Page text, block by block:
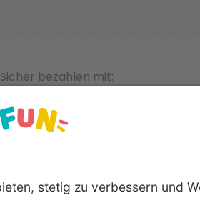
Sicher bezahlen mit: